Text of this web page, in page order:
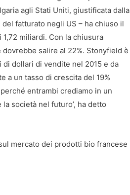
agli Stati Uniti, giustificata dalla
fatturato negli US – ha chiuso il
miliardi. Con la chiusura
dovrebbe salire al 22%. Stonyfield è
di dollari di vendite nel 2015 e da
a un tasso di crescita del 19%
entrambi crediamo in un
società nel futuro’, ha detto
mercato dei prodotti bio francese